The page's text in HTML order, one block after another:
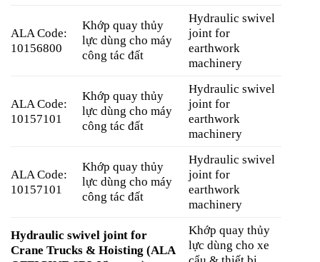
ALA Code:
10156800
Khớp quay thủy
lực dùng cho máy
công tác đất
Hydraulic swivel
joint for
earthwork
machinery
ALA Code:
10157101
Khớp quay thủy
lực dùng cho máy
công tác đất
Hydraulic swivel
joint for
earthwork
machinery
ALA Code:
10157101
Khớp quay thủy
lực dùng cho máy
công tác đất
Hydraulic swivel
joint for
earthwork
machinery
Hydraulic swivel joint for
Crane Trucks & Hoisting (ALA
Khớp quay thủy
lực dùng cho xe